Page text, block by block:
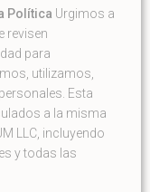
Política Urgimos a
revisen
para
utilizamos,
Esta
a la misma
LLC, incluyendo
y todas las